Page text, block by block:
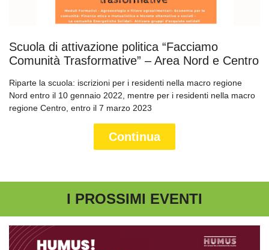
Scuola di attivazione politica “Facciamo
Comunità Trasformative” – Area Nord e Centro
Riparte la scuola: iscrizioni per i residenti nella macro regione
Nord entro il 10 gennaio 2022, mentre per i residenti nella macro
regione Centro, entro il 7 marzo 2023
Continua
I PROSSIMI EVENTI